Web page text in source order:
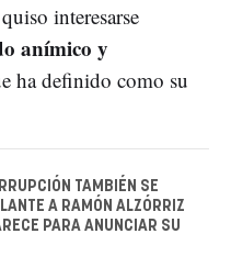
interesarse
anímico y
ha definido como su
TAMBIÉN SE
A RAMÓN ALZÓRRIZ
PARA ANUNCIAR SU